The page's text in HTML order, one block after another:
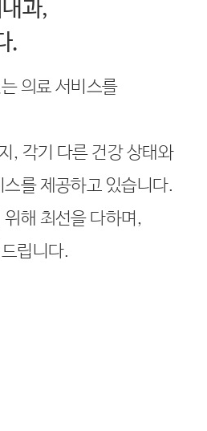
과,
.
의료 서비스를
, 각기 다른 건강 상태와
를 제공하고 있습니다.
해 최선을 다하며,
립니다.